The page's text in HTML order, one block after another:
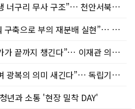
조”… 천안서북소방서, 신속한 출동으로 따뜻한 보람 전…
분배 실현”… 문진석·황운하 의원, 「불평등 대응 특별…
”… 이재관 의원, 「동물보호법 일부개정법률안」 2건 …
긴다”… 독립기념관, 광복절 맞아 ‘기억체크인’ 스탬프…
년과 소통 '현장 밀착 DAY'